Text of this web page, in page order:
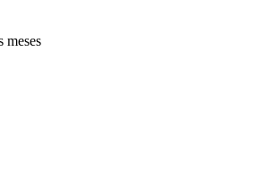
meses